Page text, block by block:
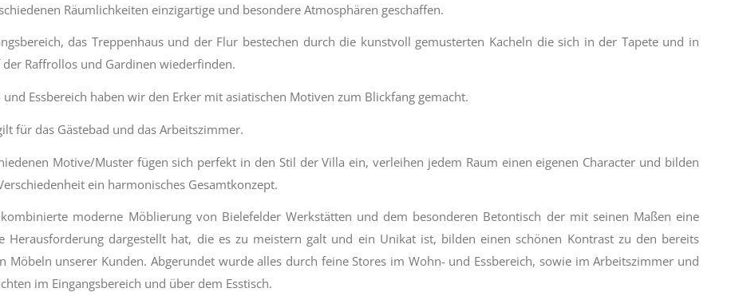
Räumlichkeiten einzigartige und besondere Atmosphären geschaffen.
das Treppenhaus und der Flur bestechen durch die kunstvoll gemusterten Kacheln die sich in der Tapete und in
der Raffrollos und Gardinen wiederfinden.
und Essbereich haben wir den Erker mit asiatischen Motiven zum Blickfang gemacht.
für das Gästebad und das Arbeitszimmer.
Motive/Muster fügen sich perfekt in den Stil der Villa ein, verleihen jedem Raum einen eigenen Character und bilden
ein harmonisches Gesamtkonzept.
moderne Möblierung von Bielefelder Werkstätten und dem besonderen Betontisch der mit seinen Maßen eine
Herausforderung dargestellt hat, die es zu meistern galt und ein Unikat ist, bilden einen schönen Kontrast zu den bereits
Möbeln unserer Kunden. Abgerundet wurde alles durch feine Stores im Wohn- und Essbereich, sowie im Arbeitszimmer und
im Eingangsbereich und über dem Esstisch.